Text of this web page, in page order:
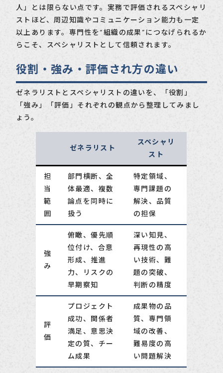
人」とは限らない点です。実務で評価されるスペシャリ
ストほど、周辺知識やコミュニケーション能力も一定
以上あります。専門性を“組織の成果”につなげられるか
らこそ、スペシャリストとして信頼されます。
役割・強み・評価され方の違い
ゼネラリストとスペシャリストの違いを、「役割」
「強み」「評価」それぞれの観点から整理してみまし
ょう。
ゼネラリスト
スペシャリ
スト
担
当
範
囲
部門横断、全
体最適、複数
論点を同時に
扱う
特定領域、
専門課題の
解決、品質
の担保
強
み
俯瞰、優先順
位付け、合意
形成、推進
力、リスクの
早期察知
深い知見、
再現性の高
い技術、難
題の突破、
判断の精度
評
価
プロジェクト
成功、関係者
満足、意思決
定の質、チー
ム成果
成果物の品
質、専門領
域の改善、
難易度の高
い問題解決